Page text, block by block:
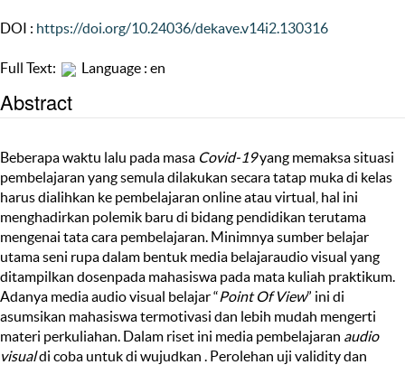
DOI : https://doi.org/10.24036/dekave.v14i2.130316
Full Text: Language : en
Abstract
Beberapa waktu lalu pada masa Covid-19yang memaksa situasi
pembelajaran yang semula dilakukan secara tatap muka di kelas
harus dialihkan ke pembelajaran online atau virtual, hal ini
menghadirkan polemik baru di bidang pendidikan terutama
mengenai tata cara pembelajaran. Minimnya sumber belajar
utama seni rupa dalam bentuk media belajaraudio visual yang
ditampilkan dosenpada mahasiswa pada mata kuliah praktikum.
Adanya media audio visual belajar “Point Of View” ini di
asumsikan mahasiswa termotivasi dan lebih mudah mengerti
materi perkuliahan. Dalam riset ini media pembelajaran audio
visualdi coba untuk di wujudkan . Perolehan uji validity dan